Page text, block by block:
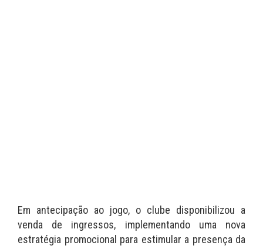
Em antecipação ao jogo, o clube disponibilizou a
venda de ingressos, implementando uma nova
estratégia promocional para estimular a presença da